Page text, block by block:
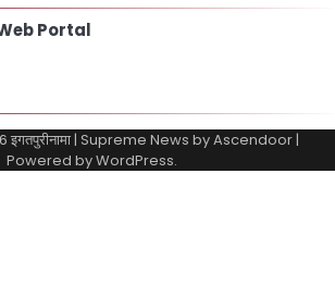
Portal
इगतपुरीनामा| Supreme News byAscendoor|
Powered byWordPress.